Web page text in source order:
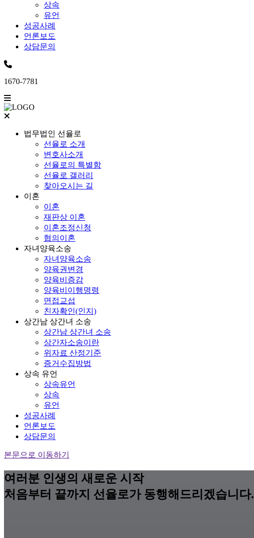
상속
유언
성공사례
언론보도
상담문의
1670-7781
법무법인 선율로
선율로 소개
변호사소개
선율로의 특별함
선율로 갤러리
찾아오시는 길
이혼
이혼
재판상 이혼
이혼조정신청
협의이혼
자녀양육소송
자녀양육소송
양육권변경
양육비증감
양육비이행명령
면접교섭
친자확인(인지)
상간남 상간녀 소송
상간남 상간녀 소송
상간자소송이란
위자료 산정기준
증거수집방법
상속 유언
상속유언
상속
유언
성공사례
언론보도
상담문의
본문으로 이동하기
여러분 인생의 새로운 시작
처음부터 끝까지 선율로가 동행해드리겠습니다.